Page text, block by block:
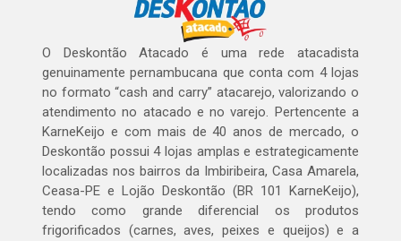
O Deskontão Atacado é uma rede atacadista
genuinamente pernambucana que conta com 4 lojas
no formato “cash and carry” atacarejo, valorizando o
atendimento no atacado e no varejo. Pertencente a
KarneKeijo e com mais de 40 anos de mercado, o
Deskontão possui 4 lojas amplas e estrategicamente
localizadas nos bairros da Imbiribeira, Casa Amarela,
Ceasa-PE e Lojão Deskontão (BR 101 KarneKeijo),
tendo como grande diferencial os produtos
frigorificados (carnes, aves, peixes e queijos) e a